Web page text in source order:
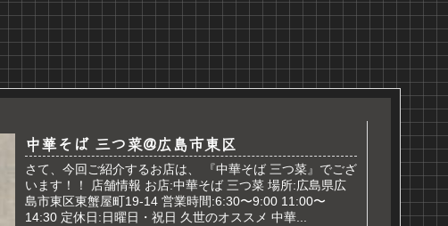
中華そば 三つ菜@広島市東区
さて、今回ご紹介するお店は、 『中華そば 三つ菜』でござ
います！！ 店舗情報 お店:中華そば 三つ菜 場所:広島県広
島市東区東蟹屋町19-14 営業時間:6:30〜9:00 11:00〜
14:30 定休日:日曜日・祝日 久世のオススメ 中華...